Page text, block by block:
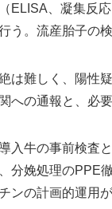
ELISA、凝集反
う。流産胎子の
は難しく、陽性
への通報と、必
入牛の事前検査
分娩処理のPPE
ンの計画的運用が